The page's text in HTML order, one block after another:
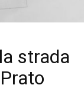
strada